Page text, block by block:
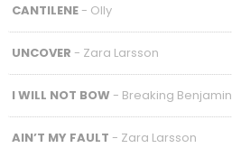
CANTILENE- Olly
UNCOVER - Zara Larsson
I WILL NOT BOW - Breaking Benjamin
AIN’T MY FAULT - Zara Larsson